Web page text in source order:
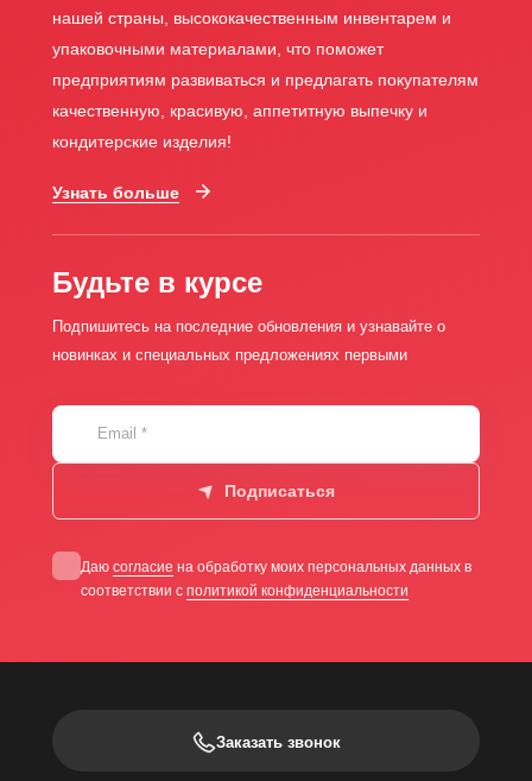
нашей страны, высококачественным инвентарем и
упаковочными материалами, что поможет
предприятиям развиваться и предлагать покупателям
качественную, красивую, аппетитную выпечку и
кондитерские изделия!
Узнать больше
Будьте в курсе
Подпишитесь на последние обновления и узнавайте о
новинках и специальных предложениях первыми
Email *
Подписаться
Даю согласие на обработку моих персональных данных в
соответствии с политикой конфиденциальности
Заказать звонок